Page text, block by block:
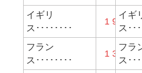
イギリ
ス････････
1 950
フラン
ス････････
1 386
イギ
ス･･
フラ
ス･･